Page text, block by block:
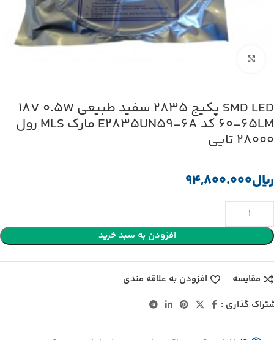
SMD LED پکیج 2835 سفید طبیعی 18V 0.5W
60-65LM کد E2835UN59-6A مارک MLS رول
28000 تایی
﷼
افزودن به سبد خرید
مقایسه
افزودن به علاقه مندی
گذاری :